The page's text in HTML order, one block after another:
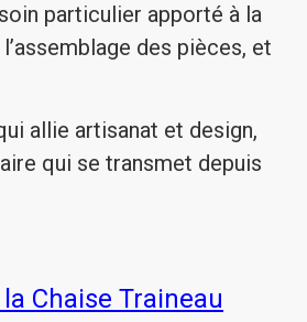
particulier apporté à la
des pièces, et
allie artisanat et design,
qui se transmet depuis
Chaise Traineau